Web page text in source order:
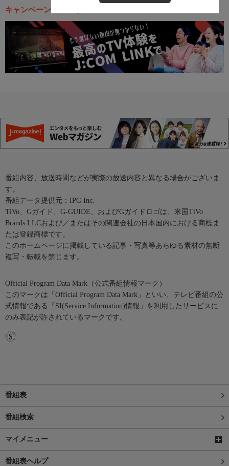
キャンペーン・お得な情報
番組内容、放送時間などが実際の放送内容と異なる場合がございま
す。
番組データ提供元：IPG Inc.
TiVo、Gガイド、G-GUIDE、およびGガイドロゴは、米国TiVo
Brands LLCおよび／またはその関連会社の日本国内における商標ま
たは登録商標です。
このホームページに掲載している記事・写真等あらゆる素材の無断
複写・転載を禁じます。
Official Program Data Mark（公式番組情報マーク）
このマークは「Official Program Data Mark」といい、テレビ番組の公
式情報である「SI(Service Information)情報」を利用したサービスに
のみ表記が許されているマークです。
番組表
番組検索
マイメニュー
番組表ヘルプ